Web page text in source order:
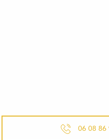
06 08 86